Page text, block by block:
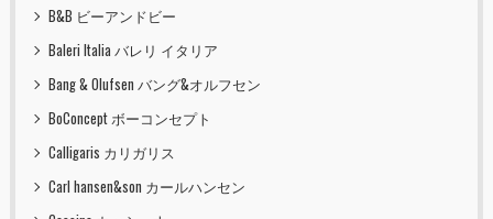
B&B ビーアンドビー
Baleri Italia バレリ イタリア
Bang & Olufsen バング&オルフセン
BoConcept ボーコンセプト
Calligaris カリガリス
Carl hansen&son カールハンセン